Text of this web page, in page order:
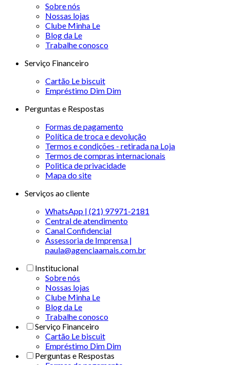
Sobre nós
Nossas lojas
Clube Minha Le
Blog da Le
Trabalhe conosco
Serviço Financeiro
Cartão Le biscuit
Empréstimo Dim Dim
Perguntas e Respostas
Formas de pagamento
Política de troca e devolução
Termos e condições - retirada na Loja
Termos de compras internacionais
Politica de privacidade
Mapa do site
Serviços ao cliente
WhatsApp | (21) 97971-2181
Central de atendimento
Canal Confidencial
Assessoria de Imprensa |
paula@agenciaamais.com.br
Institucional
Sobre nós
Nossas lojas
Clube Minha Le
Blog da Le
Trabalhe conosco
Serviço Financeiro
Cartão Le biscuit
Empréstimo Dim Dim
Perguntas e Respostas